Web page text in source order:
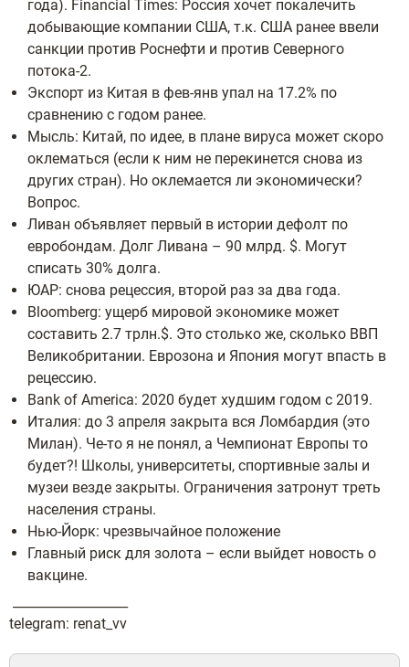
года). Financial Times: Россия хочет покалечить
добывающие компании США, т.к. США ранее ввели
санкции против Роснефти и против Северного
потока-2.
Экспорт из Китая в фев-янв упал на 17.2% по
сравнению с годом ранее.
Мысль: Китай, по идее, в плане вируса может скоро
оклематься (если к ним не перекинется снова из
других стран). Но оклемается ли экономически?
Вопрос.
Ливан объявляет первый в истории дефолт по
евробондам. Долг Ливана – 90 млрд. $. Могут
списать 30% долга.
ЮАР: снова рецессия, второй раз за два года.
Bloomberg: ущерб мировой экономике может
составить 2.7 трлн.$. Это столько же, сколько ВВП
Великобритании. Еврозона и Япония могут впасть в
рецессию.
Bank of America: 2020 будет худшим годом с 2019.
Италия: до 3 апреля закрыта вся Ломбардия (это
Милан). Че-то я не понял, а Чемпионат Европы то
будет?! Школы, университеты, спортивные залы и
музеи везде закрыты. Ограничения затронут треть
населения страны.
Нью-Йорк: чрезвычайное положение
Главный риск для золота – если выйдет новость о
вакцине.
telegram: renat_vv